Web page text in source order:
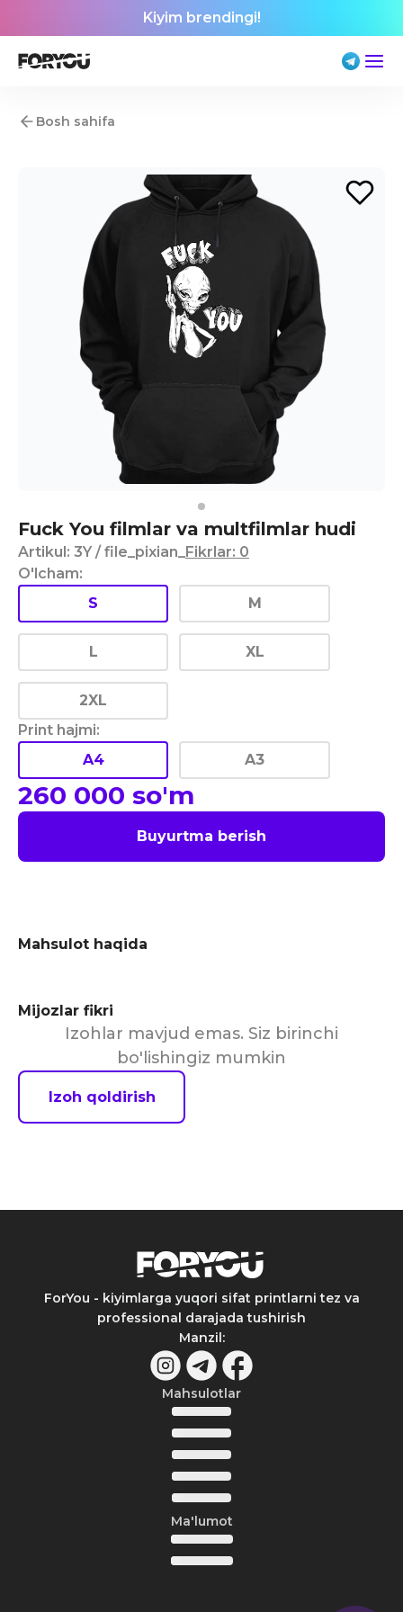
Kiyim brendingi!
Bosh sahifa
Fuck You filmlar va multfilmlar hudi
Artikul: 3Y / file_pixian_Fikrlar: 0
O'lcham:
S
M
L XL
2XL
Print hajmi:
A4
A3
260 000 so'm
Buyurtma berish
Mahsulot haqida
Mijozlar fikri
Izohlar mavjud emas. Siz birinchi
bo'lishingiz mumkin
Izoh qoldirish
ForYou - kiyimlarga yuqori sifat printlarni tez va
professional darajada tushirish
Manzil:
Mahsulotlar
Ma'lumot